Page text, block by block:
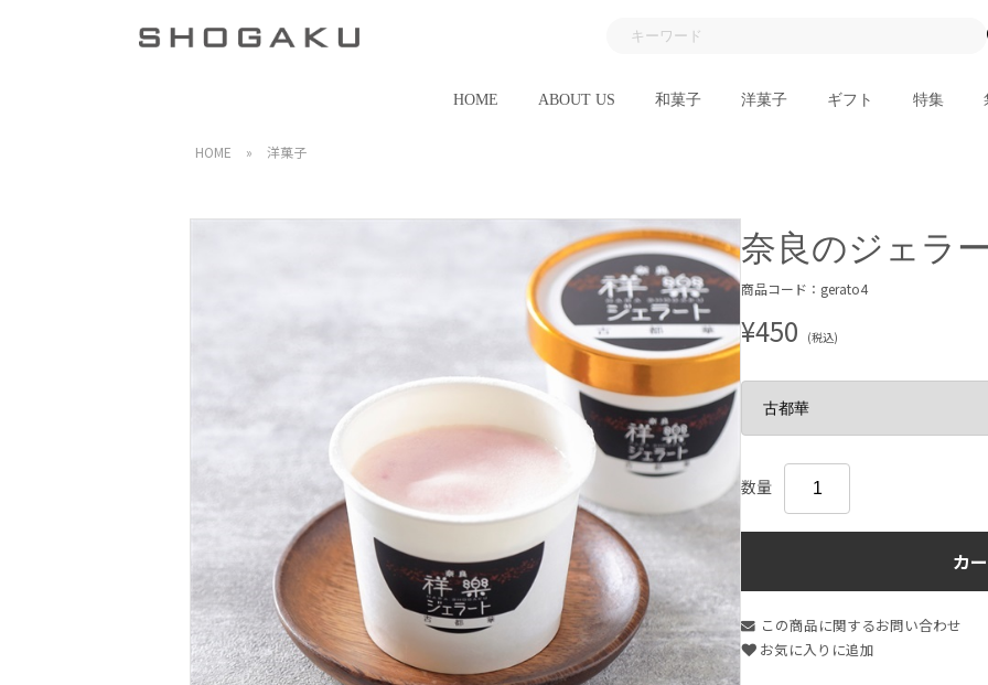
HOME ABOUT US 和菓子 洋菓子 ギフト 特集
HOME » 洋菓子
奈良のジェラ
商品コード：gerato4
¥450 (税込)
数量
カ
この商品に関するお問い合わせ
お気に入りに追加